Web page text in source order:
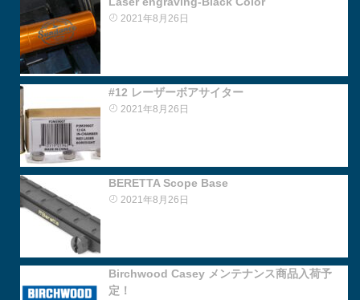
2021年8月26日
#12 レーザーボアサイター
2021年8月26日
BERETTA Scope Base
2021年8月26日
Birchwood Casey メンテナンス商品入荷予
定！